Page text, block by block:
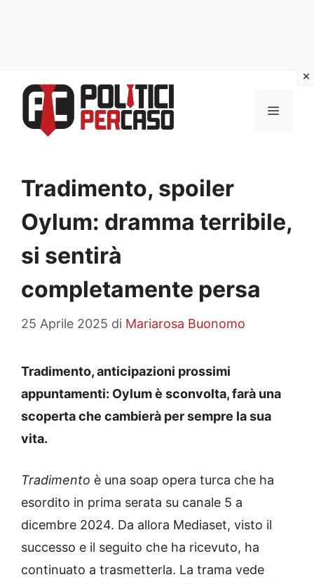
contenuto
MENU
Tradimento, spoiler
Oylum: dramma terribile,
si sentirà
completamente persa
25 Aprile 2025 di Mariarosa Buonomo
Tradimento, anticipazioni prossimi
appuntamenti: Oylum è sconvolta, farà una
scoperta che cambierà per sempre la sua
vita.
Tradimento è una soap opera turca che ha
esordito in prima serata su canale 5 a
dicembre 2024. Da allora Mediaset, visto il
successo e il seguito che ha ricevuto, ha
continuato a trasmetterla. La trama vede